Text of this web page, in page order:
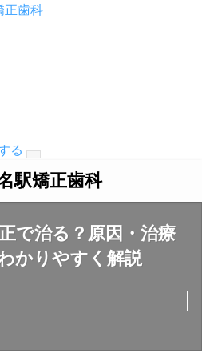
正歯科
る
駅矯正歯科
で治る？原因・治療
かりやすく解説